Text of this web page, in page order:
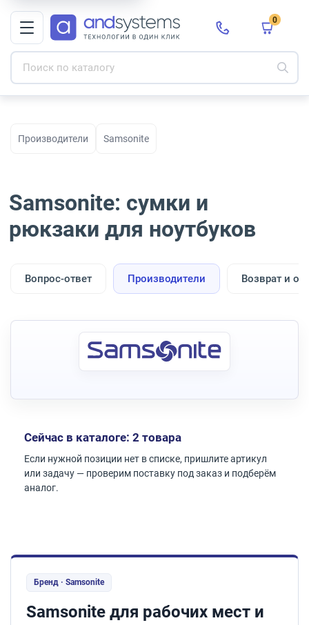
0
Производители Samsonite
Samsonite: сумки и
рюкзаки для ноутбуков
Вопрос-ответ Производители Возврат и
Сейчас в каталоге: 2 товара
Если нужной позиции нет в списке, пришлите артикул
или задачу — проверим поставку под заказ и подберём
аналог.
Бренд · Samsonite
Samsonite для рабочих мест и